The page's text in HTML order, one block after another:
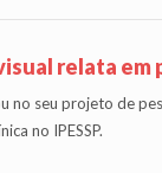
relata
no seu projeto de
no IPESSP.